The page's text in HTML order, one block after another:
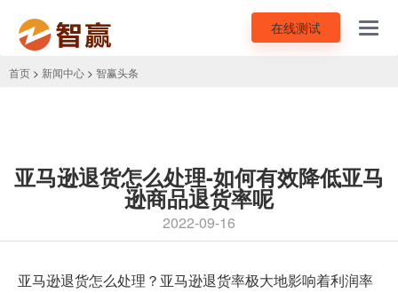
在线测试
首页 > 新闻中心 > 智赢头条
亚马逊退货怎么处理-如何有效降低亚马
逊商品退货率呢
2022-09-16
亚马逊退货怎么处理？亚马逊退货率极大地影响着利润率